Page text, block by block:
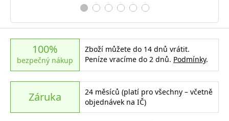
100%
bezpečný nákup
Zboží můžete do 14 dnů vrátit.
Peníze vracíme do 2 dnů. Podmínky.
Záruka
24 měsíců (platí pro všechny – včetně
objednávek na IČ)